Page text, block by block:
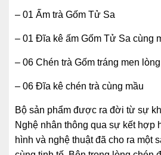
– 01 Ấm trà Gốm Tử Sa
– 01 Đĩa kê ấm Gốm Tử Sa cùng
– 06 Chén trà Gốm tráng men
– 06 Đĩa kê chén trà cùng mầu
Bộ sản phẩm được ra đời từ sự
Nghệ nhân thông qua sự kết hợp
hình và nghệ thuật đã cho ra một